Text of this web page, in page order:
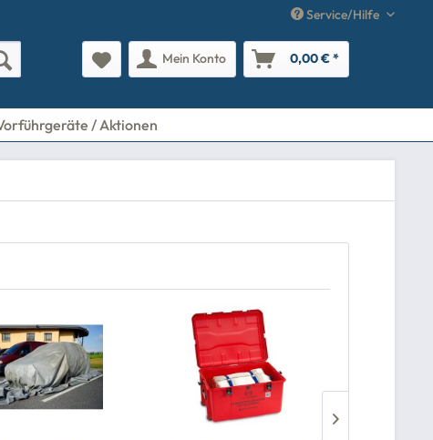
Service/Hilfe
Mein Konto 0,00 € *
/ Aktionen